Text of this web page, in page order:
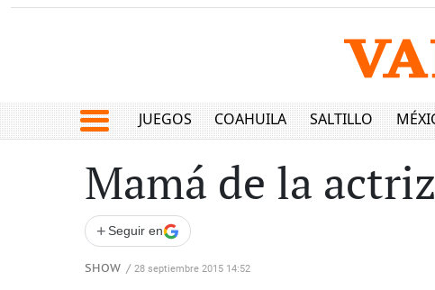
JUEGOS COAHUILA SALTILLO
Mamá de la
+ Seguir en
SHOW / 28 septiembre 2015 14:52